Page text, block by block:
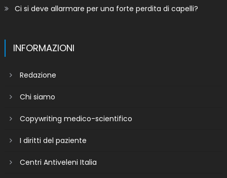
Ci si deve allarmare per una forte perdita di capelli?
INFORMAZIONI
Redazione
Chi siamo
Copywriting medico-scientifico
I diritti del paziente
Centri Antiveleni Italia